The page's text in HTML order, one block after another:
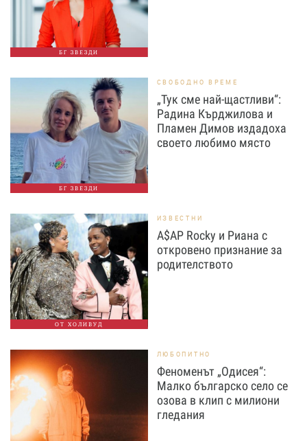
БГ ЗВЕЗДИ
БГ ЗВЕЗДИ
СВОБОДНО ВРЕМЕ
„Тук сме най-щастливи“:
Радина Кърджилова и
Пламен Димов издадоха
своето любимо място
ОТ ХОЛИВУД
ИЗВЕСТНИ
A$AP Rocky и Риана с
откровено признание за
родителството
ЛЮБОПИТНО
Феноменът „Одисея“:
Малко българско село се
озова в клип с милиони
гледания